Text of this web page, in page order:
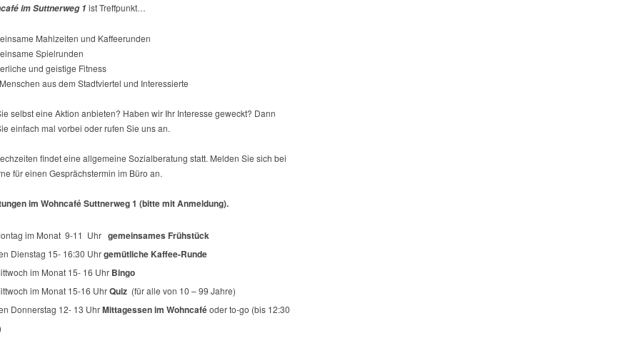
im Suttnerweg 1 ist Treffpunkt…
Mahlzeiten und Kaffeerunden
Spielrunden
und geistige Fitness
aus dem Stadtviertel und Interessierte
selbst eine Aktion anbieten? Haben wir Ihr Interesse geweckt? Dann
einfach mal vorbei oder rufen Sie uns an.
findet eine allgemeine Sozialberatung statt. Melden Sie sich bei
für einen Gesprächstermin im Büro an.
im Wohncafé Suttnerweg 1 (bitte mit Anmeldung).
im Monat 9-11 Uhr gemeinsames Frühstück
Dienstag 15- 16:30 Uhrgemütliche Kaffee-Runde
im Monat 15- 16 Uhr Bingo
im Monat 15-16 UhrQuiz (für alle von 10 – 99 Jahre)
Donnerstag 12- 13 UhrMittagessen im Wohncaféoder to-go (bis 12:30